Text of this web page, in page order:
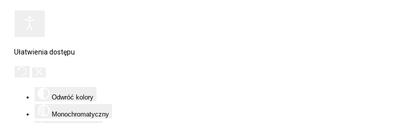
Ułatwienia dostępu
Odwróć kolory
Monochromatyczny